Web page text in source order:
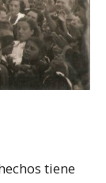
tiene